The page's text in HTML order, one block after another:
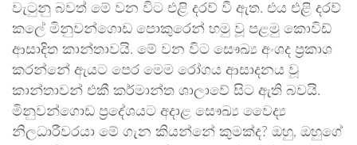
වැටුනු බවත් මේ වන විට එළි දරව් වී ඇත. එය එළි දරව්
කලේ මිනුවන්ගොඩ පොකුරෙන් හමු වූ පළමු කොවිඩ්
ආසාදිත කාන්තාවයි. මේ වන විට සෞඛ්‍ය අංශද ප්‍රකාශ
කරන්නේ ඇයට පෙර මෙම රෝගය ආසාදනය වූ
කාන්තාවන් එකී කර්මාන්ත ශාලාවේ සිට ඇති බවයි.
මිනුවන්ගොඩ ප්‍රදේශයට අදාළ සෞඛ්‍ය වෛද්‍ය
නිලධාරීවරයා මේ ගැන කියන්නේ කුමක්ද? ඔහු, ඔහුගේ